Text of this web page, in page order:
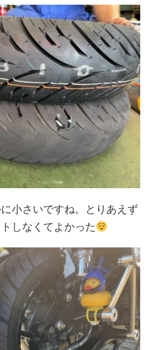
小さいですね。とりあえず
しなくてよかった